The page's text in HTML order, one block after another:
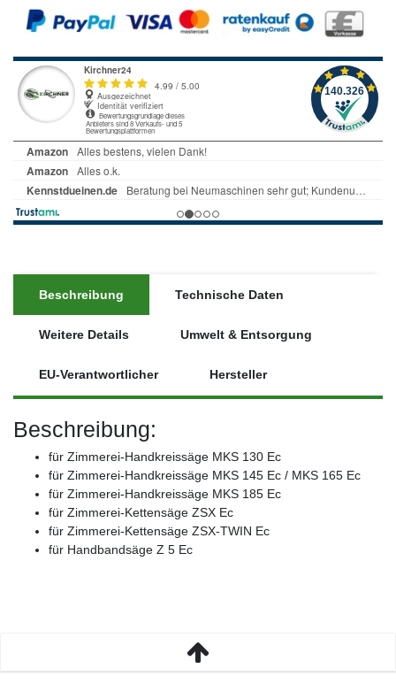
Beschreibung Technische Daten
Weitere Details Umwelt & Entsorgung
EU-Verantwortlicher Hersteller
Beschreibung:
für Zimmerei-Handkreissäge MKS 130 Ec
für Zimmerei-Handkreissäge MKS 145 Ec / MKS 165 Ec
für Zimmerei-Handkreissäge MKS 185 Ec
für Zimmerei-Kettensäge ZSX Ec
für Zimmerei-Kettensäge ZSX-TWIN Ec
für Handbandsäge Z 5 Ec